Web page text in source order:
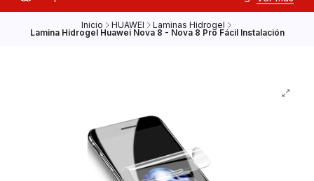
Inicio HUAWEI Laminas Hidrogel
Lamina Hidrogel Huawei Nova 8 - Nova 8 Pro Fácil Instalación